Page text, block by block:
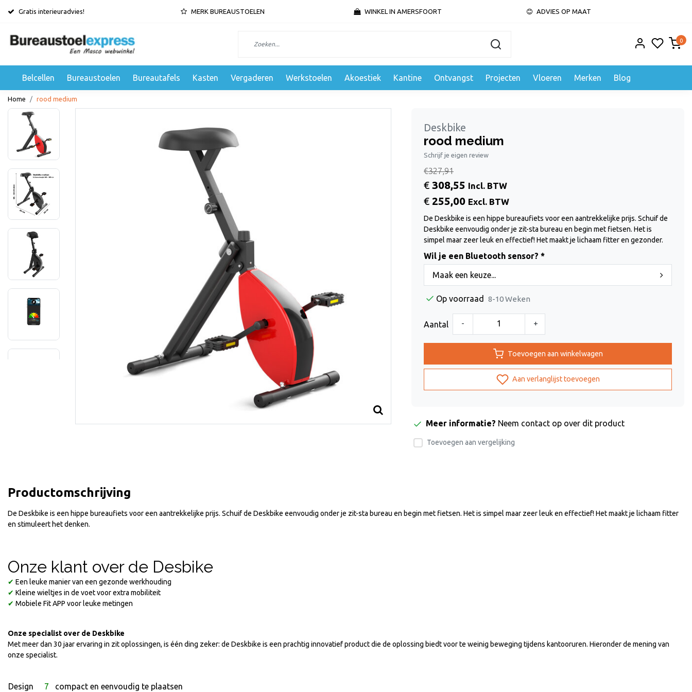
Gratis interieuradvies! MERK BUREAUSTOELEN WINKEL IN AMERSFOORT ADVIES OP MAAT
0
Belcellen Bureaustoelen Bureautafels Kasten Vergaderen Werkstoelen Akoestiek Kantine Ontvangst Projecten Vloeren Merken Blog
Home rood medium
Deskbike
rood medium
Schrijf je eigen review
€327,91
€ 308,55 Incl. BTW
€ 255,00 Excl. BTW
De Deskbike is een hippe bureaufiets voor een aantrekkelijke prijs. Schuif de
Deskbike eenvoudig onder je zit-sta bureau en begin met fietsen. Het is
simpel maar zeer leuk en effectief! Het maakt je lichaam fitter en gezonder.
Wil je een Bluetooth sensor? *
Maak een keuze...
Op voorraad 8-10 Weken
Aantal - +
Toevoegen aan winkelwagen
Aan verlanglijst toevoegen
Meer informatie? Neem contact op over dit product
Toevoegen aan vergelijking
Productomschrijving
De Deskbike is een hippe bureaufiets voor een aantrekkelijke prijs. Schuif de Deskbike eenvoudig onder je zit-sta bureau en begin met fietsen. Het is simpel maar zeer leuk en effectief! Het maakt je lichaam fitter
en stimuleert het denken.
Onze klant over de Desbike
✔ Een leuke manier van een gezonde werkhouding
✔ Kleine wieltjes in de voet voor extra mobiliteit
✔ Mobiele Fit APP voor leuke metingen
Onze specialist over de Deskbike
Met meer dan 30 jaar ervaring in zit oplossingen, is één ding zeker: de Deskbike is een prachtig innovatief product die de oplossing biedt voor te weinig beweging tijdens kantooruren. Hieronder de mening van
onze specialist.
Design 7
compact en eenvoudig te plaatsen